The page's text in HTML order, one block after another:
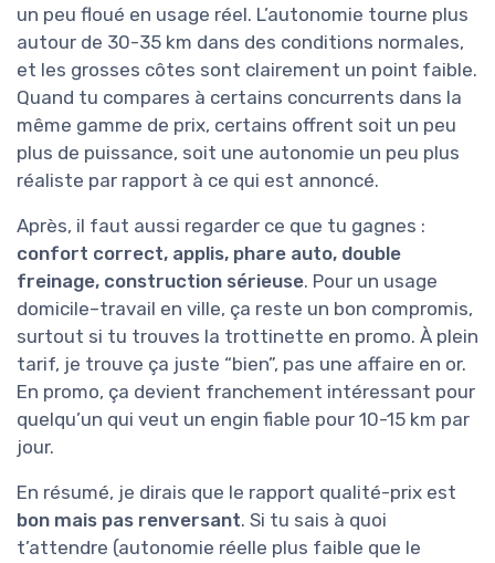
un peu floué en usage réel. L’autonomie tourne plus
autour de 30-35 km dans des conditions normales,
et les grosses côtes sont clairement un point faible.
Quand tu compares à certains concurrents dans la
même gamme de prix, certains offrent soit un peu
plus de puissance, soit une autonomie un peu plus
réaliste par rapport à ce qui est annoncé.
Après, il faut aussi regarder ce que tu gagnes :
confort correct, applis, phare auto, double
freinage, construction sérieuse. Pour un usage
domicile–travail en ville, ça reste un bon compromis,
surtout si tu trouves la trottinette en promo. À plein
tarif, je trouve ça juste “bien”, pas une affaire en or.
En promo, ça devient franchement intéressant pour
quelqu’un qui veut un engin fiable pour 10-15 km par
jour.
En résumé, je dirais que le rapport qualité-prix est
bon mais pas renversant. Si tu sais à quoi
t’attendre (autonomie réelle plus faible que le